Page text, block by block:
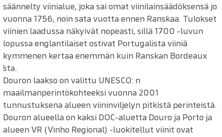
säännelty viinialue, joka sai omat viinilainsäädöksensä jo
vuonna 1756, noin sata vuotta ennen Ranskaa. Tulokset
viinien laadussa näkyivät nopeasti, sillä 1700 -luvun
lopussa englantilaiset ostivat Portugalista viiniä
kymmenen kertaa enemmän kuin Ranskan Bordeaux
´sta.
Douron laakso on valittu UNESCO: n
maailmanperintökohteeksi vuonna 2001
tunnustuksena alueen viininviljelyn pitkistä perinteistä.
Douron alueella on kaksi DOC-aluetta Douro ja Porto ja
alueen VR (Vinho Regional) -luokitellut viinit ovat